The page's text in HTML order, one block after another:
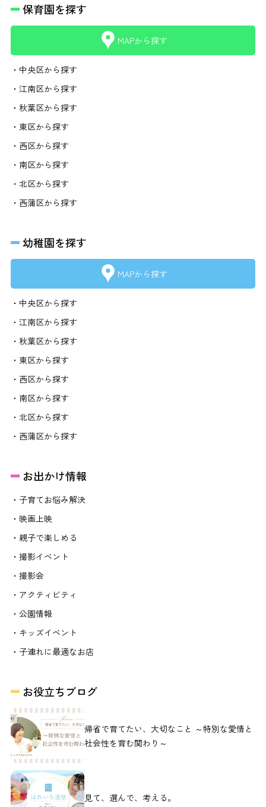
保育園を探す
MAPから探す
・中央区から探す
・江南区から探す
・秋葉区から探す
・東区から探す
・西区から探す
・南区から探す
・北区から探す
・西蒲区から探す
幼稚園を探す
MAPから探す
・中央区から探す
・江南区から探す
・秋葉区から探す
・東区から探す
・西区から探す
・南区から探す
・北区から探す
・西蒲区から探す
お出かけ情報
・子育てお悩み解決
・映画上映
・親子で楽しめる
・撮影イベント
・撮影会
・アクティビティ
・公園情報
・キッズイベント
・子連れに最適なお店
お役立ちブログ
帰省で育てたい、大切なこと ～特別な愛情と
社会性を育む関わり～
見て、選んで、考える。